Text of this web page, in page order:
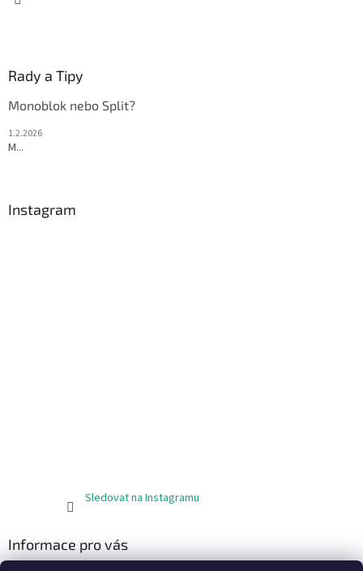
Rady a Tipy
Monoblok nebo Split?
1.2.2026
M...
Instagram
Sledovat na Instagramu
Informace pro vás